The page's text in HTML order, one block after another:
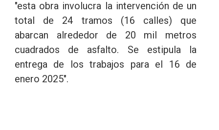
"esta obra involucra la intervención de un
total de 24 tramos (16 calles) que
abarcan alrededor de 20 mil metros
cuadrados de asfalto. Se estipula la
entrega de los trabajos para el 16 de
enero 2025".